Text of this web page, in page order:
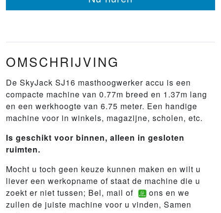
OMSCHRIJVING
De SkyJack SJ16 masthoogwerker accu is een
compacte machine van 0.77m breed en 1.37m lang
en een werkhoogte van 6.75 meter. Een handige
machine voor in winkels, magazijne, scholen, etc.
Is geschikt voor binnen, alleen in gesloten
ruimten.
Mocht u toch geen keuze kunnen maken en wilt u
liever een werkopname of staat de machine die u
zoekt er niet tussen; Bel, mail of
ons en we
zullen de juiste machine voor u vinden, Samen